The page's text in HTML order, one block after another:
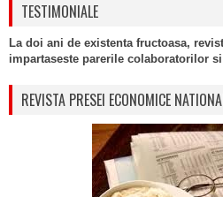
TESTIMONIALE
La doi ani de existenta fructoasa,
impartaseste parerile colaboratorilor
REVISTA PRESEI ECONOMICE